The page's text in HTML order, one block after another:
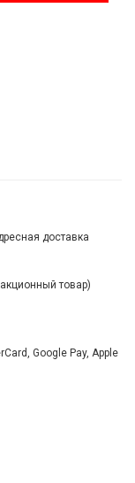
доставка
товар)
Google Pay, Apple